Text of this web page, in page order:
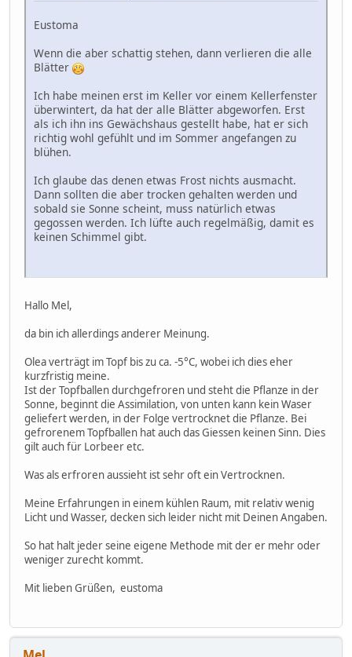
Eustoma
Wenn die aber schattig stehen, dann verlieren die alle
Blätter
Ich habe meinen erst im Keller vor einem Kellerfenster
überwintert, da hat der alle Blätter abgeworfen. Erst
als ich ihn ins Gewächshaus gestellt habe, hat er sich
richtig wohl gefühlt und im Sommer angefangen zu
blühen.
Ich glaube das denen etwas Frost nichts ausmacht.
Dann sollten die aber trocken gehalten werden und
sobald sie Sonne scheint, muss natürlich etwas
gegossen werden. Ich lüfte auch regelmäßig, damit es
keinen Schimmel gibt.
Hallo Mel,
da bin ich allerdings anderer Meinung.
Olea verträgt im Topf bis zu ca. -5°C, wobei ich dies eher
kurzfristig meine.
Ist der Topfballen durchgefroren und steht die Pflanze in der
Sonne, beginnt die Assimilation, von unten kann kein Waser
geliefert werden, in der Folge vertrocknet die Pflanze. Bei
gefrorenem Topfballen hat auch das Giessen keinen Sinn. Dies
gilt auch für Lorbeer etc.
Was als erfroren aussieht ist sehr oft ein Vertrocknen.
Meine Erfahrungen in einem kühlen Raum, mit relativ wenig
Licht und Wasser, decken sich leider nicht mit Deinen Angaben.
So hat halt jeder seine eigene Methode mit der er mehr oder
weniger zurecht kommt.
Mit lieben Grüßen, eustoma